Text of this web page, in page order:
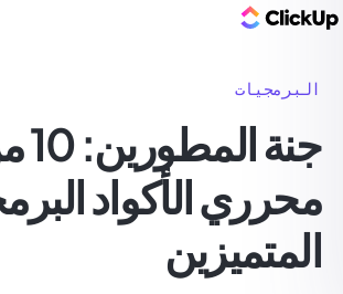
البرمجيات
جنة
محرري الأكواد
المتميزين